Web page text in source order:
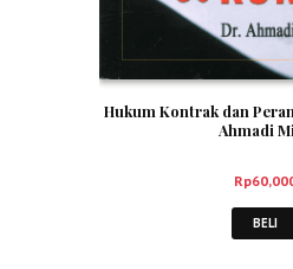
Hukum Kontrak dan
Ahmadi
Rp
BELI